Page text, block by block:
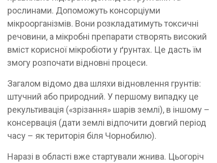
рослинами. Допоможуть консорціуми
мікроорганізмів. Вони розкладатимуть токсичні
речовини, а мікробні препарати створять високий
вміст корисної мікробіоти у ґрунтах. Це дасть їм
змогу розпочати відновні процеси.
Загалом відомо два шляхи відновлення грунтів:
штучний або природний. У першому випадку це
рекультивація («зрізання» шарів землі), в іншому –
консервація (дати землі відпочити довгий період
часу – як територія біля Чорнобилю).
Наразі в області вже стартували жнива. Цьогоріч